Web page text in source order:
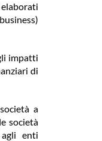
impatti
di
a
società
enti